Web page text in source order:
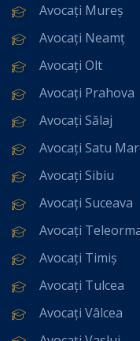
Avocați Mureș
Avocați Neamț
Avocați Olt
Avocați Prahova
Avocați Sălaj
Avocați Satu
Avocați Sibiu
Avocați Suceava
Avocați
Avocați Timiș
Avocați Tulcea
Avocați Vâlcea